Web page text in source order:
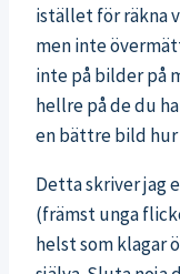
istället för räkna
men inte
inte på bilder på
hellre på de du
en bättre bild hur
Detta skriver jag
(främst unga
helst som klagar